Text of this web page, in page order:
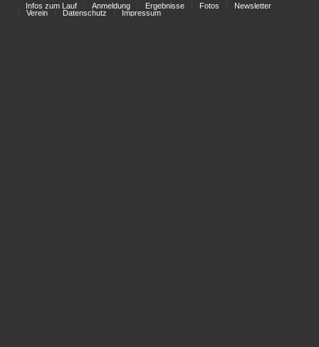
Infos zum Lauf Anmeldung Ergebnisse Fotos
Newsletter
Verein
Datenschutz Impressum